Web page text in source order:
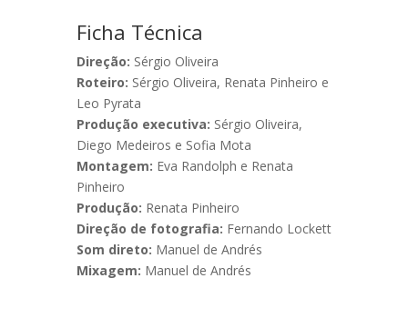
Ficha Técnica
Direção: Sérgio Oliveira
Roteiro: Sérgio Oliveira, Renata Pinheiro e
Leo Pyrata
Produção executiva: Sérgio Oliveira,
Diego Medeiros e Sofia Mota
Montagem: Eva Randolph e Renata
Pinheiro
Produção: Renata Pinheiro
Direção de fotografia: Fernando Lockett
Som direto: Manuel de Andrés
Mixagem: Manuel de Andrés